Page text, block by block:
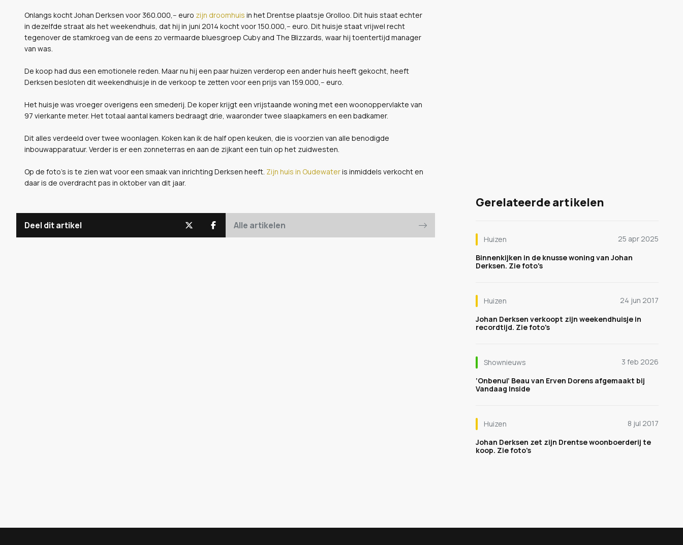
Onlangs kocht Johan Derksen voor 360.000,-- euro zijn droomhuis in het Drentse plaatsje Grolloo. Dit huis staat echter
in dezelfde straat als het weekendhuis, dat hij in juni 2014 kocht voor 150.000,-- euro. Dit huisje staat vrijwel recht
tegenover de stamkroeg van de eens zo vermaarde bluesgroep Cuby and The Blizzards, waar hij toentertijd manager
van was.
De koop had dus een emotionele reden. Maar nu hij een paar huizen verderop een ander huis heeft gekocht, heeft
Derksen besloten dit weekendhuisje in de verkoop te zetten voor een prijs van 159.000,-- euro.
Het huisje was vroeger overigens een smederij. De koper krijgt een vrijstaande woning met een woonoppervlakte van
97 vierkante meter. Het totaal aantal kamers bedraagt drie, waaronder twee slaapkamers en een badkamer.
Dit alles verdeeld over twee woonlagen. Koken kan ik de half open keuken, die is voorzien van alle benodigde
inbouwapparatuur. Verder is er een zonneterras en aan de zijkant een tuin op het zuidwesten.
Op de foto's is te zien wat voor een smaak van inrichting Derksen heeft. Zijn huis in Oudewateris inmiddels verkocht en
daar is de overdracht pas in oktober van dit jaar.
Deel dit artikel Alle artikelen
Gerelateerde artikelen
Huizen
25 apr 2025
Binnenkijken in de knusse woning van Johan
Derksen. Zie foto's
Huizen
24 jun 2017
Johan Derksen verkoopt zijn weekendhuisje in
recordtijd. Zie foto's
Shownieuws
3 feb 2026
‘Onbenul’ Beau van Erven Dorens afgemaakt bij
Vandaag Inside
Huizen
8 jul 2017
Johan Derksen zet zijn Drentse woonboerderij te
koop. Zie foto's